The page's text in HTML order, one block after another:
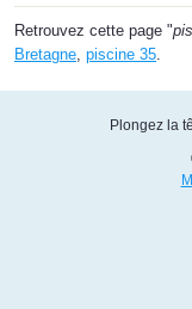
Retrouvez cette page "
Bretagne piscine 35
Plongez la